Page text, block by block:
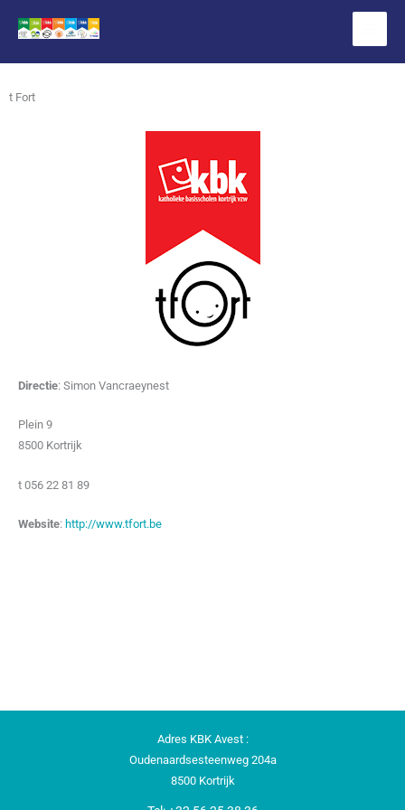
naar
t Fort
Directie: Simon Vancraeynest
Plein 9
8500 Kortrijk
t 056 22 81 89
Website: http://www.tfort.be
Adres KBK Avest :
Oudenaardsesteenweg 204a
8500 Kortrijk